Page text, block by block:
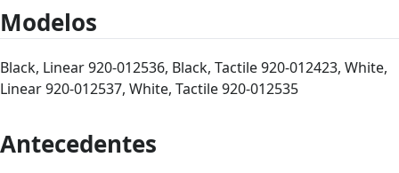
Modelos
Black, Linear 920-012536, Black, Tactile 920-012423, White,
Linear 920-012537, White, Tactile 920-012535
Antecedentes